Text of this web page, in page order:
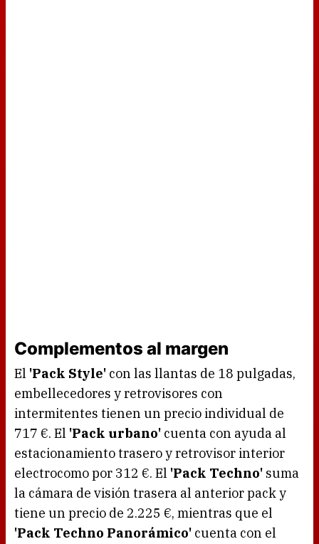
Complementos al margen
El 'Pack Style' con las llantas de 18 pulgadas,
embellecedores y retrovisores con
intermitentes tienen un precio individual de
717 €. El 'Pack urbano' cuenta con ayuda al
estacionamiento trasero y retrovisor interior
electrocomo por 312 €. El 'Pack Techno' suma
la cámara de visión trasera al anterior pack y
tiene un precio de 2.225 €, mientras que el
'Pack Techno Panorámico' cuenta con el